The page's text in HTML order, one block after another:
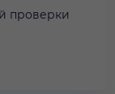
проверки